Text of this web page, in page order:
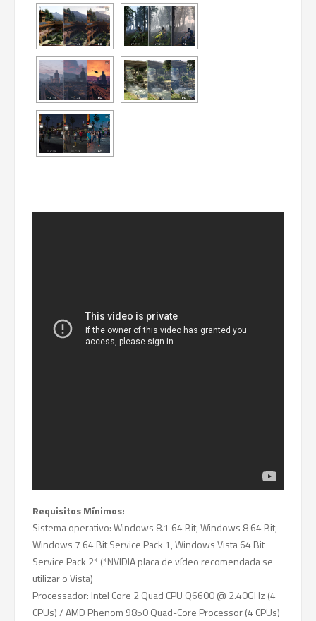
Requisitos Mínimos:
Sistema operativo: Windows 8.1 64 Bit, Windows 8 64 Bit,
Windows 7 64 Bit Service Pack 1, Windows Vista 64 Bit
Service Pack 2* (*NVIDIA placa de vídeo recomendada se
utilizar o Vista)
Processador: Intel Core 2 Quad CPU Q6600 @ 2.40GHz (4
CPUs) / AMD Phenom 9850 Quad-Core Processor (4 CPUs)